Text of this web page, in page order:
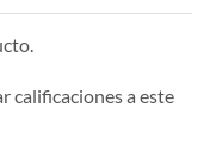
calificaciones a este